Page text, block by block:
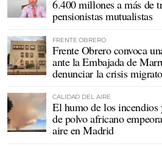
6.400 millones a más de
pensionistas mutualistas
FRENTE OBRERO
Frente Obrero convoca
ante la Embajada de
denunciar la crisis
CALIDAD DEL AIRE
El humo de los
de polvo africano
aire en Madrid